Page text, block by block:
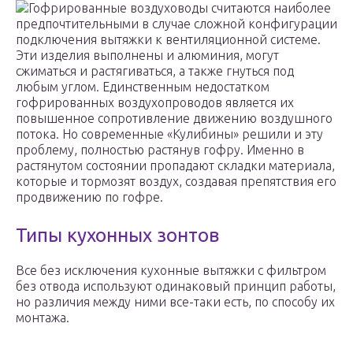
Гофрированные воздуховоды считаются наиболее
предпочтительными в случае сложной конфигурации
подключения вытяжки к вентиляционной системе.
Эти изделия выполнены и алюминия, могут
сжиматься и растягиваться, а также гнуться под
любым углом. Единственным недостатком
гофрированных воздухопроводов является их
повышенное сопротивление движению воздушного
потока. Но современные «Кулибины» решили и эту
проблему, полностью растянув гофру. Именно в
растянутом состоянии пропадают складки материала,
которые и тормозят воздух, создавая препятствия его
продвижению по гофре.
Типы кухонных зонтов
Все без исключения кухонные вытяжки с фильтром
без отвода используют одинаковый принцип работы,
но различия между ними все-таки есть, по способу их
монтажа.